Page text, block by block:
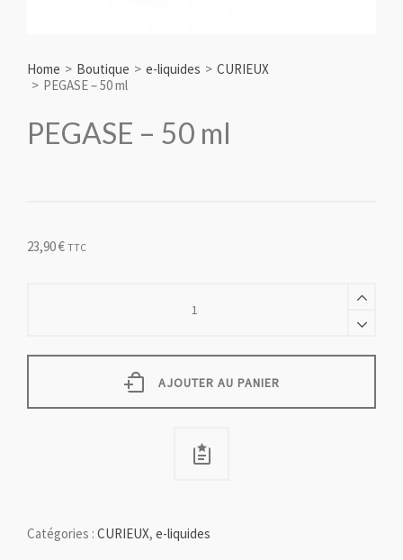
Home > Boutique > e-liquides > CURIEUX
> PEGASE – 50 ml
PEGASE – 50 ml
23,90€ TTC
quantity
AJOUTER AU PANIER
Catégories : CURIEUX, e-liquides